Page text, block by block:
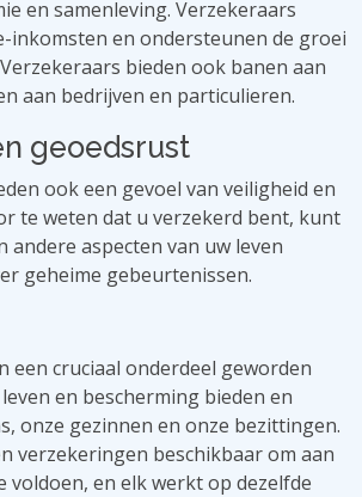
en samenleving. Verzekeraars
inkomsten en ondersteunen de groei
bieden ook banen aan
aan bedrijven en particulieren.
geoedsrust
ook een gevoel van veiligheid en
te weten dat u verzekerd bent, kunt
andere aspecten van uw leven
geheime gebeurtenissen.
een cruciaal onderdeel geworden
en bescherming bieden en
onze gezinnen en onze bezittingen.
verzekeringen beschikbaar om aan
voldoen, en elk werkt op dezelfde